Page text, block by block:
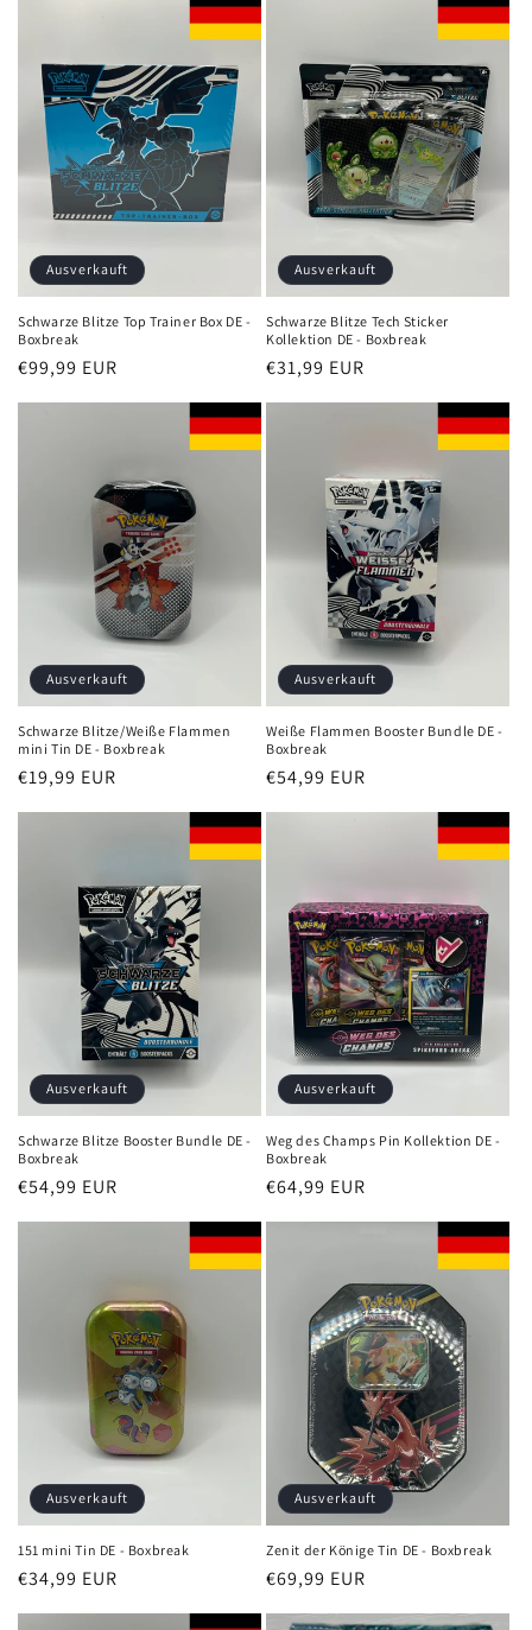
Ausverkauft
Schwarze Blitze Top Trainer Box DE -
Boxbreak
Normaler
€99,99 EUR
Ausverkauft
Schwarze Blitze Tech Sticker
Kollektion DE - Boxbreak
Normaler
€31,99 EUR
Ausverkauft
Schwarze Blitze/Weiße Flammen
mini Tin DE - Boxbreak
Normaler
€19,99 EUR
Ausverkauft
Weiße Flammen Booster Bundle DE -
Boxbreak
Normaler
€54,99 EUR
Ausverkauft
Schwarze Blitze Booster Bundle DE -
Boxbreak
Normaler
€54,99 EUR
Ausverkauft
Weg des Champs Pin Kollektion DE -
Boxbreak
Normaler
€64,99 EUR
Ausverkauft
151 mini Tin DE - Boxbreak
Normaler
Preis
€34,99 EUR
Ausverkauft
Zenit der Könige Tin DE - Boxbreak
Normaler
Preis
€69,99 EUR